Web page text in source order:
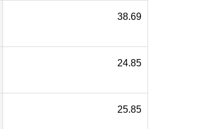
38.69
24.85
25.85